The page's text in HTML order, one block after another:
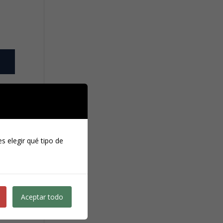
el
elegir qué tipo de
Aceptar todo